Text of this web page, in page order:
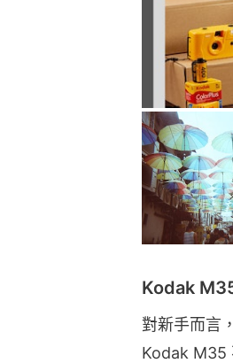
Kodak
對新手而言
Kodak M35